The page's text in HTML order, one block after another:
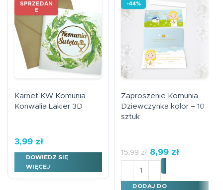
SPRZEDAN
E
Karnet KW Komunia
Konwalia Lakier 3D
3,99 zł
DOWIEDZ SIĘ
WIĘCEJ
-44%
Zaproszenie Komunia
Dziewczynka kolor – 10
sztuk
15,99zł 8,99 zł
ilość Zaproszenie
DODAJ DO